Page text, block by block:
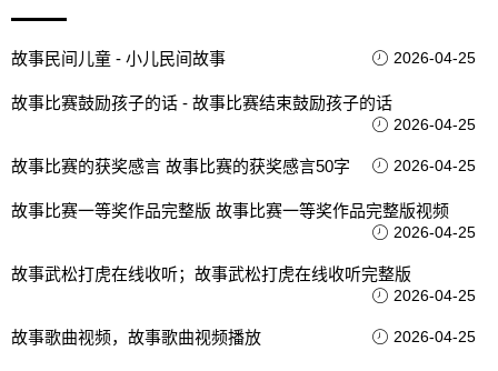
故事民间儿童 - 小儿民间故事 2026-04-25
故事比赛鼓励孩子的话 - 故事比赛结束鼓励孩子的话
2026-04-25
故事比赛的获奖感言 故事比赛的获奖感言50字 2026-04-25
故事比赛一等奖作品完整版 故事比赛一等奖作品完整版视频
2026-04-25
故事武松打虎在线收听；故事武松打虎在线收听完整版
2026-04-25
故事歌曲视频，故事歌曲视频播放 2026-04-25